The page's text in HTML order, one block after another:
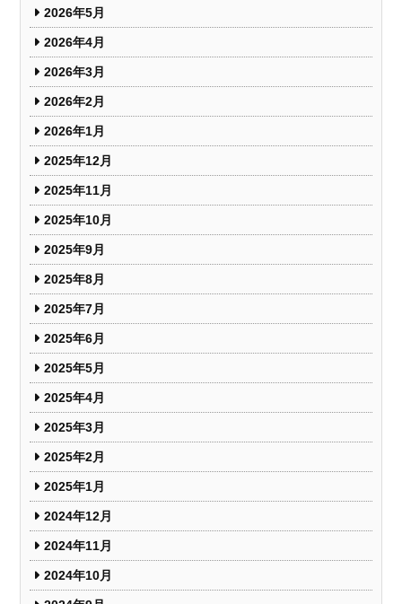
2026年5月
2026年4月
2026年3月
2026年2月
2026年1月
2025年12月
2025年11月
2025年10月
2025年9月
2025年8月
2025年7月
2025年6月
2025年5月
2025年4月
2025年3月
2025年2月
2025年1月
2024年12月
2024年11月
2024年10月